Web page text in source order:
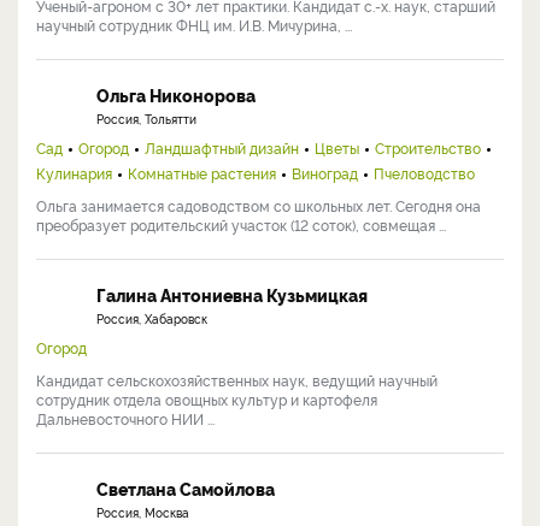
Ученый-агроном с 30+ лет практики. Кандидат с.-х. наук, старший
научный сотрудник ФНЦ им. И.В. Мичурина, ...
Ольга Никонорова
Россия, Тольятти
Сад Огород Ландшафтный дизайн Цветы
Строительство
Кулинария
Комнатные растения Виноград
Пчеловодство
Ольга занимается садоводством со школьных лет. Сегодня она
преобразует родительский участок (12 соток), совмещая ...
Галина Антониевна Кузьмицкая
Россия, Хабаровск
Огород
Кандидат сельскохозяйственных наук, ведущий научный
сотрудник отдела овощных культур и картофеля
Дальневосточного НИИ ...
Светлана Самойлова
Россия, Москва